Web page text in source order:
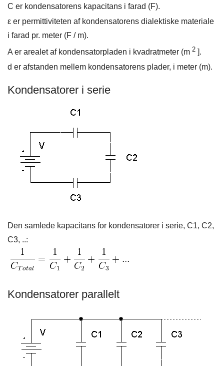
C er kondensatorens kapacitans i farad (F).
ε er permittiviteten af ​​kondensatorens dialektiske materiale
i farad pr. meter (F / m).
A er arealet af kondensatorpladen i kvadratmeter (m 2 ].
d er afstanden mellem kondensatorens plader, i meter (m).
Kondensatorer i serie
Den samlede kapacitans for kondensatorer i serie, C1, C2,
C3, ..:
Kondensatorer parallelt